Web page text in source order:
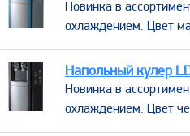
Новинка в
охлаждением. Цвет
Напольный кулер
Новинка в
охлаждением. Цвет